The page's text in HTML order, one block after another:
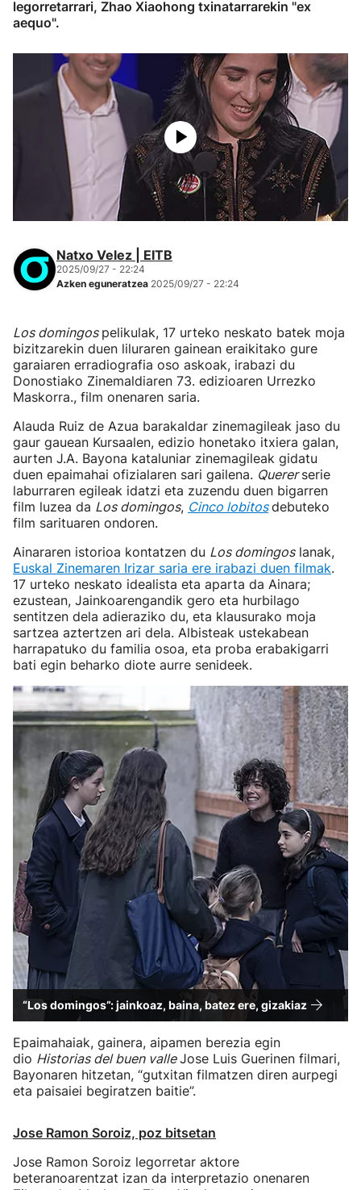
legorretarrari, Zhao Xiaohong txinatarrarekin "ex
aequo".
Natxo Velez | EITB
2025/09/27 - 22:24
Azken eguneratzea 2025/09/27 - 22:24
Los domingos pelikulak, 17 urteko neskato batek moja
bizitzarekin duen liluraren gainean eraikitako gure
garaiaren erradiografia oso askoak, irabazi du
Donostiako Zinemaldiaren 73. edizioaren Urrezko
Maskorra., film onenaren saria.
Alauda Ruiz de Azua barakaldar zinemagileak jaso du
gaur gauean Kursaalen, edizio honetako itxiera galan,
aurten J.A. Bayona kataluniar zinemagileak gidatu
duen epaimahai ofizialaren sari gailena. Quererserie
laburraren egileak idatzi eta zuzendu duen bigarren
film luzea da Los domingos, Cinco lobitos debuteko
film sarituaren ondoren.
Ainararen istorioa kontatzen du Los domingoslanak,
Euskal Zinemaren Irizar saria ere irabazi duen filmak.
17 urteko neskato idealista eta aparta da Ainara;
ezustean, Jainkoarengandik gero eta hurbilago
sentitzen dela adieraziko du, eta klausurako moja
sartzea aztertzen ari dela. Albisteak ustekabean
harrapatuko du familia osoa, eta proba erabakigarri
bati egin beharko diote aurre senideek.
“Los domingos”: jainkoaz, baina, batez ere, gizakiaz
Epaimahaiak, gainera, aipamen berezia egin
dio Historias del buen valleJose Luis Guerinen filmari,
Bayonaren hitzetan, “gutxitan filmatzen diren aurpegi
eta paisaiei begiratzen baitie”.
Jose Ramon Soroiz, poz bitsetan
Jose Ramon Soroiz legorretar aktore
beteranoarentzat izan da interpretazio onenaren